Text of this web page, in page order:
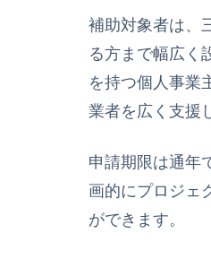
補助対象者は、
る方まで幅広く
を持つ個人事業
業者を広く支援
申請期限は通年
画的にプロジェ
ができます。